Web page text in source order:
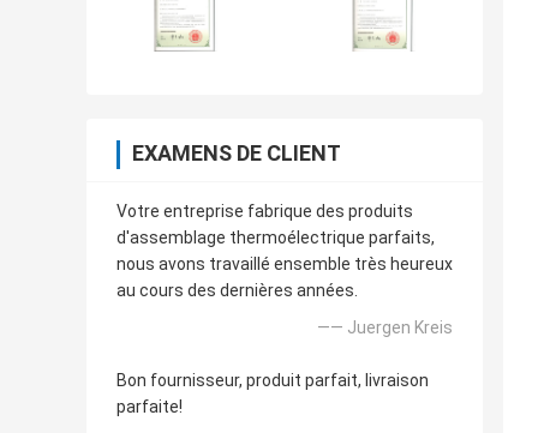
EXAMENS DE CLIENT
Votre entreprise fabrique des produits
d'assemblage thermoélectrique parfaits,
nous avons travaillé ensemble très heureux
au cours des dernières années.
—— Juergen Kreis
Bon fournisseur, produit parfait, livraison
parfaite!